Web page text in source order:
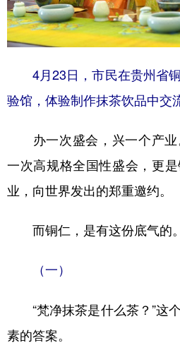
陕西 甘肃
新疆 内蒙古
多语种频道
Deutsch Português
4月23日，市民在贵州省
验馆，体验制作抹茶饮品中交
办一次盛会，兴一个产业
一次高规格全国性盛会，更
业，向世界发出的郑重邀约。
而铜仁，是有这份底气的。
（一）
“梵净抹茶是什么茶？”这
素的答案。